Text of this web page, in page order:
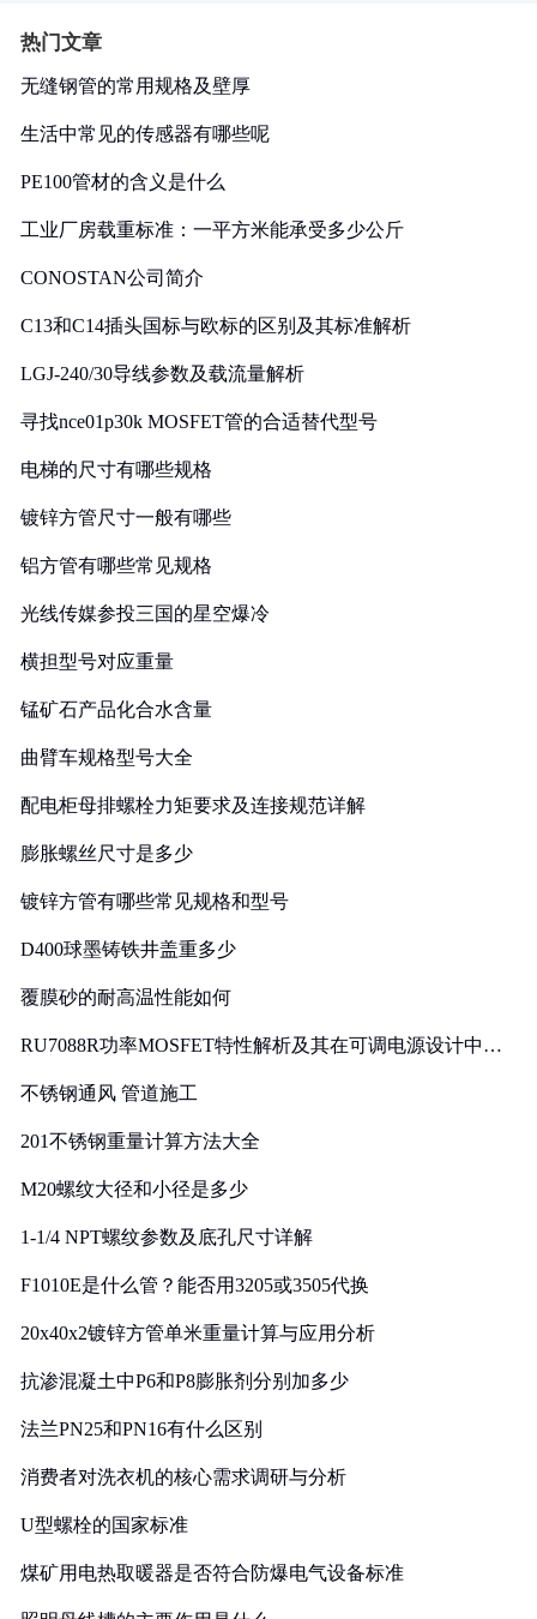
热门文章
无缝钢管的常用规格及壁厚
生活中常见的传感器有哪些呢
PE100管材的含义是什么
工业厂房载重标准：一平方米能承受多少公斤
CONOSTAN公司简介
C13和C14插头国标与欧标的区别及其标准解析
LGJ-240/30导线参数及载流量解析
寻找nce01p30k MOSFET管的合适替代型号
电梯的尺寸有哪些规格
镀锌方管尺寸一般有哪些
铝方管有哪些常见规格
光线传媒参投三国的星空爆冷
横担型号对应重量
锰矿石产品化合水含量
曲臂车规格型号大全
配电柜母排螺栓力矩要求及连接规范详解
膨胀螺丝尺寸是多少
镀锌方管有哪些常见规格和型号
D400球墨铸铁井盖重多少
覆膜砂的耐高温性能如何
RU7088R功率MOSFET特性解析及其在可调电源设计中的
不锈钢通风 管道施工
201不锈钢重量计算方法大全
M20螺纹大径和小径是多少
1-1/4 NPT螺纹参数及底孔尺寸详解
F1010E是什么管？能否用3205或3505代换
20x40x2镀锌方管单米重量计算与应用分析
抗渗混凝土中P6和P8膨胀剂分别加多少
法兰PN25和PN16有什么区别
消费者对洗衣机的核心需求调研与分析
U型螺栓的国家标准
煤矿用电热取暖器是否符合防爆电气设备标准